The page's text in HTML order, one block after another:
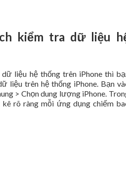
kiểm tra dữ liệu
liệu hệ thống trên iPhone thì
liệu trên hệ thống iPhone. Bạn
> Chọn dung lượng iPhone.
rõ ràng mỗi ứng dụng chiếm